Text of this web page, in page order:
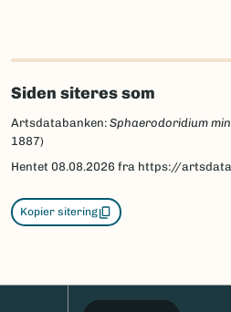
Siden siteres som
Artsdatabanken: Sphaerodoridium
1887)
Hentet 08.08.2026 fra https://
Kopier sitering